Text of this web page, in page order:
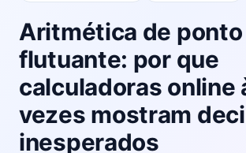
Aritmética de ponto
flutuante: por que
calculadoras online
vezes mostram
inesperados